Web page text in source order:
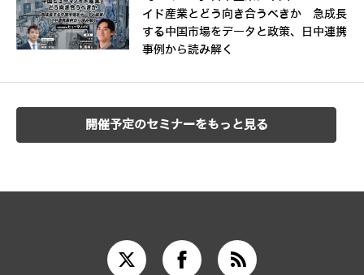
イド産業とどう向き合うべきか 急成長
する中国市場をデータと政策、日中連携
事例から読み解く
開催予定のセミナーをもっと見る